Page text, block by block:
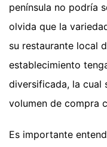
península no podría
olvida que la
su restaurante local
establecimiento
diversificada, la cual
volumen de compra
Es importante